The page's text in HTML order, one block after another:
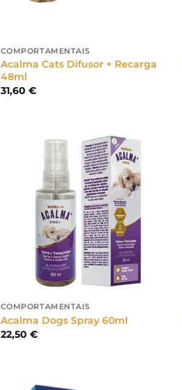
COMPORTAMENTAIS
Acalma Cats Difusor + Recarga
48ml
31,60 €
COMPORTAMENTAIS
Acalma Dogs Spray 60ml
22,50 €